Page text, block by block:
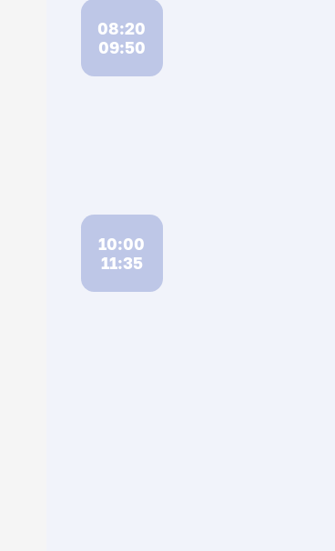
08:20
09:50
10:00
11:35